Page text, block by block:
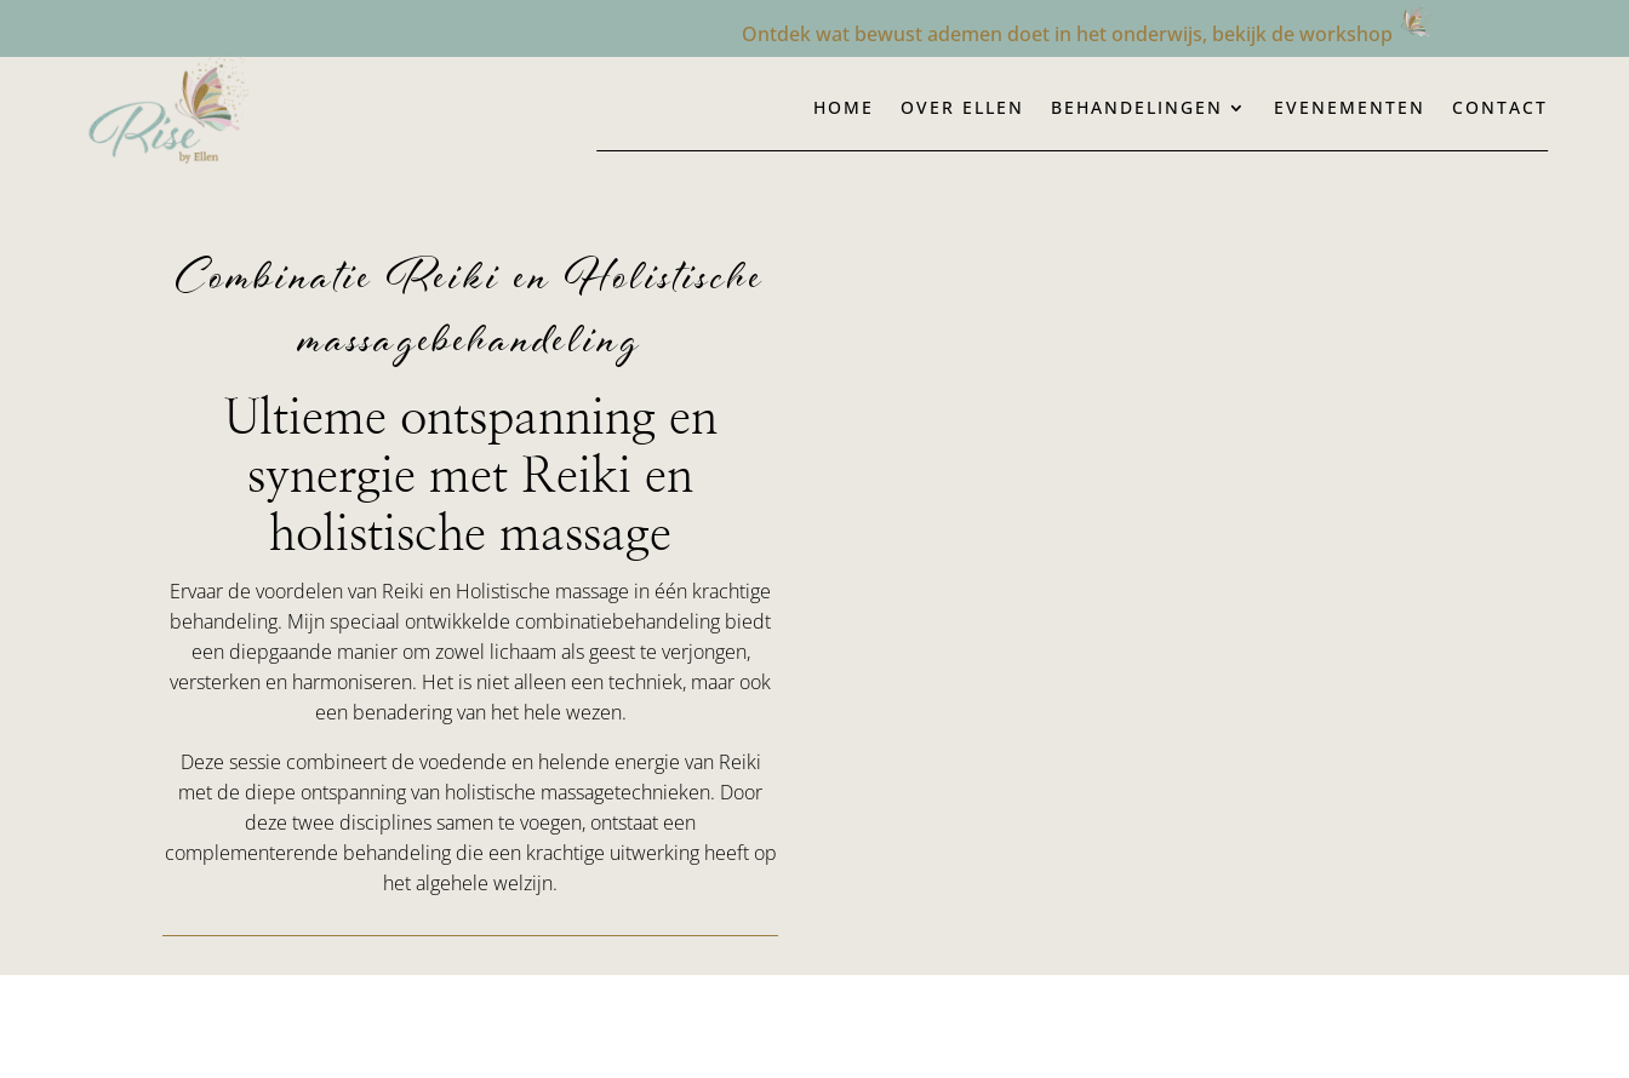
Ontdek wat bewust ademen doet in het onderwijs, bekijk de workshop
HOME OVER ELLEN BEHANDELINGEN EVENEMENTEN CONTACT
Combinatie Reiki en Holistische
massagebehandeling
Ultieme ontspanning en
synergie met Reiki en
holistische massage
Ervaar de voordelen van Reiki en Holistische massage in één krachtige
behandeling. Mijn speciaal ontwikkelde combinatiebehandeling biedt
een diepgaande manier om zowel lichaam als geest te verjongen,
versterken en harmoniseren. Het is niet alleen een techniek, maar ook
een benadering van het hele wezen.
Deze sessie combineert de voedende en helende energie van Reiki
met de diepe ontspanning van holistische massagetechnieken. Door
deze twee disciplines samen te voegen, ontstaat een
complementerende behandeling die een krachtige uitwerking heeft op
het algehele welzijn.